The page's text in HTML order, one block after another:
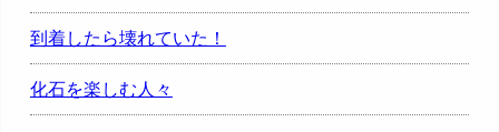
到着したら壊れていた！
化石を楽しむ人々